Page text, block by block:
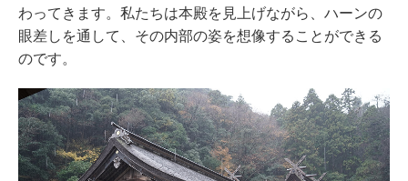
わってきます。私たちは本殿を見上げながら、ハーンの
眼差しを通して、その内部の姿を想像することができる
のです。